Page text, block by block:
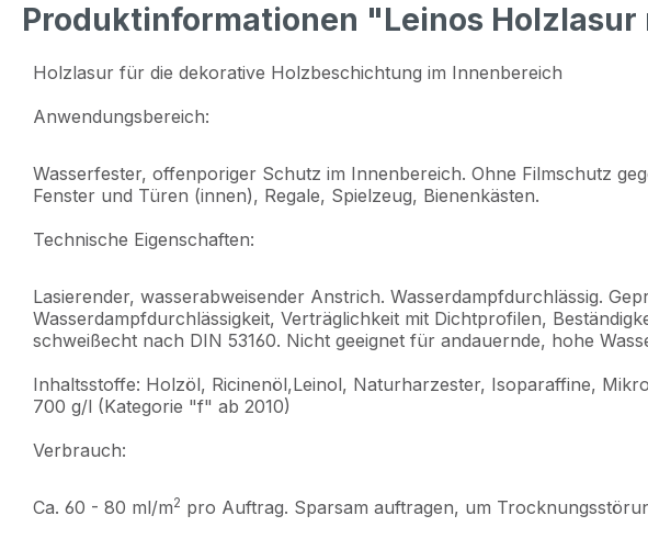
Produktinformationen "Leinos
Holzlasur für die dekorative Holzbeschichtung im Innenbereich
Anwendungsbereich:
Wasserfester, offenporiger Schutz im Innenbereich. Ohne Filmschutz
Fenster und Türen (innen), Regale, Spielzeug, Bienenkästen.
Technische Eigenschaften:
Lasierender, wasserabweisender Anstrich. Wasserdampfdurchlässig.
Wasserdampfdurchlässigkeit, Verträglichkeit mit Dichtprofilen,
schweißecht nach DIN 53160. Nicht geeignet für andauernde, hohe
Inhaltsstoffe: Holzöl, Ricinenöl,Leinol, Naturharzester, Isoparaffine,
700 g/l (Kategorie "f" ab 2010)
Verbrauch:
Ca. 60 - 80 ml/m2 pro Auftrag. Sparsam auftragen, um